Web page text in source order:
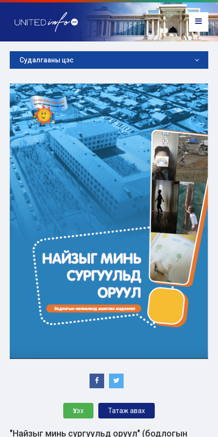
Судалгааны цэс
Үзэх Татаж авах
"Найзыг минь сургуульд оруул" (бодлогын